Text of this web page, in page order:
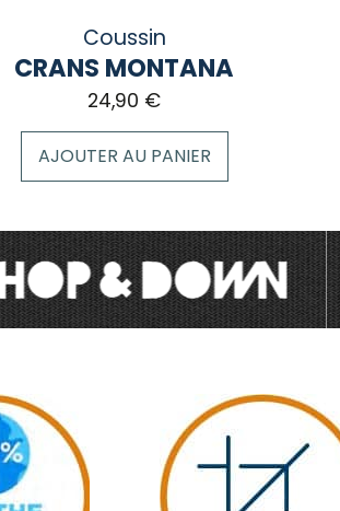
Coussin
CRANS MONTANA
24,90 €
AJOUTER AU PANIER